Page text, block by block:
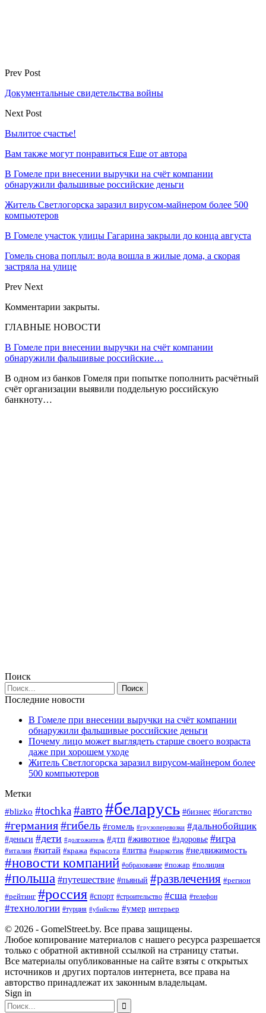
Prev Post
Документальные свидетельства войны
Next Post
Вылитое счастье!
Вам также могут понравиться Еще от автора
В Гомеле при внесении выручки на счёт компании
обнаружили фальшивые российские деньги
Житель Светлогорска заразил вирусом-майнером более 500
компьютеров
В Гомеле участок улицы Гагарина закрыли до конца августа
Гомель снова поплыл: вода вошла в жилые дома, а скорая
застряла на улице
Prev Next
Комментарии закрыты.
ГЛАВНЫЕ НОВОСТИ
В Гомеле при внесении выручки на счёт компании
обнаружили фальшивые российские…
В одном из банков Гомеля при попытке пополнить расчётный
счёт организации выявили поддельную российскую
банкноту…
Поиск
Последние новости
В Гомеле при внесении выручки на счёт компании
обнаружили фальшивые российские деньги
Почему лицо может выглядеть старше своего возраста
даже при хорошем уходе
Житель Светлогорска заразил вирусом-майнером более
500 компьютеров
Метки
#blizko #tochka#авто #беларусь #бизнес #богатство
#германия#гибель #гомель #грузоперевозки #дальнобойщик
#деньги #дети #долгожитель #дтп #животное #здоровье #игра
#италия #китай #кража #красота #литва #наркотик #недвижимость
#новости компаний #образование #пожар #полиция
#польша #путешествие #пьяный #развлечения #регион
#рейтинг #россия #спорт #строительство #сша #телефон
#технологии #турция #убийство #умер интерьер
© 2026 - GomelStreet.by. Все права защищены.
Любое копирование материалов с нашего ресурса разрешается
только с обратной активной ссылкой на страницу статьи.
Все материалы опубликованные на сайте взяты с открытых
источников и других порталов интернета, все права на
авторство принадлежат их законным владельцам.
Sign in